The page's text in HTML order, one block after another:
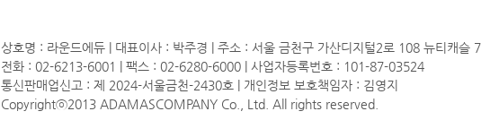
상호명 : 라운드에듀 | 대표이사 : 박주경 | 주소 : 서울 금천구 가산디지털2로 108 뉴티캐슬
전화 : 02-6213-6001 | 팩스 : 02-6280-6000 | 사업자등록번호 : 101-87-03524
통신판매업신고 : 제 2024-서울금천-2430호 | 개인정보 보호책임자 : 김영지
Copyrightⓒ2013 ADAMASCOMPANY Co., Ltd. All rights reserved.